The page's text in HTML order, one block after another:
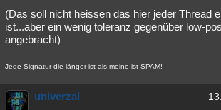
(Das soll nicht heissen das hier jeder Thread
ist...aber ein wenig toleranz gegenüber low-
angebracht)
Jede Signatur die länger ist als meine ist SPAM!
univerzal